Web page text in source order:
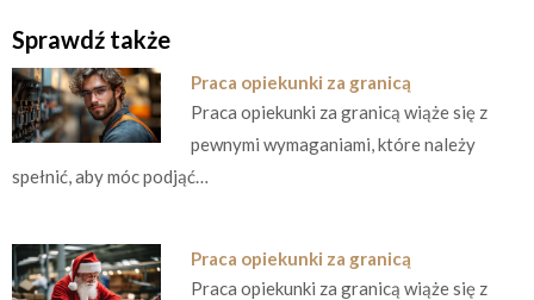
Sprawdź także
Praca opiekunki za granicą
Praca opiekunki za granicą wiąże się z
pewnymi wymaganiami, które należy
spełnić, aby móc podjąć…
Praca opiekunki za granicą
Praca opiekunki za granicą wiąże się z